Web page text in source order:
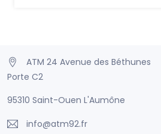
ATM 24 Avenue des Béthunes
Porte C2
95310 Saint-Ouen L'Aumône
info@atm92.fr